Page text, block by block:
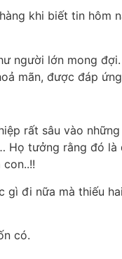
khi biết tin hôm
người lớn mong
mãn, được đáp
rất sâu vào
Họ tưởng rằng đó
gì đi nữa mà thiếu
có.